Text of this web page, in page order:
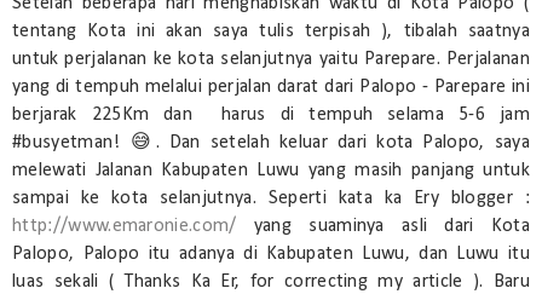
tentang Kota ini akan saya tulis terpisah ), tibalah saatnya
untuk perjalanan ke kota selanjutnya yaitu Parepare. Perjalanan
yang di tempuh melalui perjalan darat dari Palopo - Parepare ini
berjarak 225Km dan harus di tempuh selama 5-6 jam
#busyetman! 😅. Dan setelah keluar dari kota Palopo, saya
melewati Jalanan Kabupaten Luwu yang masih panjang untuk
sampai ke kota selanjutnya. Seperti kata ka Ery blogger :
http://www.emaronie.com/
yang suaminya asli dari Kota
Palopo, Palopo itu adanya di Kabupaten Luwu, dan Luwu itu
luas sekali ( Thanks Ka Er, for correcting my article ). Baru